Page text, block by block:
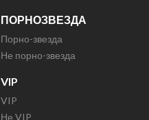
ПОРНОЗВЕЗДА
Порно-звезда
Не порно-звезда
VIP
VIP
Не VIP